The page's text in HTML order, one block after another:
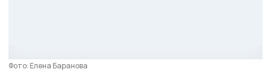
Фото: Елена Баранова